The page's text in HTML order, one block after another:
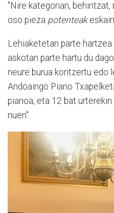
"Nire kategorian,
oso pieza potenteak
Lehiaketetan parte
askotan parte hartu du
neure burua kontzertu edo
Andoaingo Piano
pianoa, eta 12 bat
nuen".